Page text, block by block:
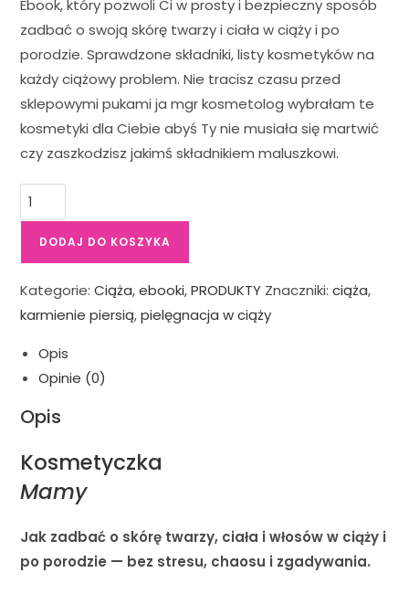
Ebook, który pozwoli Ci w prosty i bezpieczny sposób
zadbać o swoją skórę twarzy i ciała w ciąży i po
porodzie. Sprawdzone składniki, listy kosmetyków na
każdy ciążowy problem. Nie tracisz czasu przed
sklepowymi pukami ja mgr kosmetolog wybrałam te
kosmetyki dla Ciebie abyś Ty nie musiała się martwić
czy zaszkodzisz jakimś składnikiem maluszkowi.
DODAJ DO KOSZYKA
Kategorie:Ciąża,ebooki,PRODUKTY Znaczniki:ciąża,
karmienie piersią,pielęgnacja w ciąży
Opis
Opinie (0)
Opis
Kosmetyczka
Mamy
Jak zadbać o skórę twarzy, ciała i włosów w ciąży i
po porodzie — bez stresu, chaosu i zgadywania.